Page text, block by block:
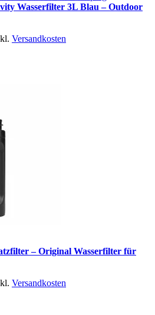
Wasserfilter 3L Blau – Outdoor
Versandkosten
– Original Wasserfilter für
Versandkosten